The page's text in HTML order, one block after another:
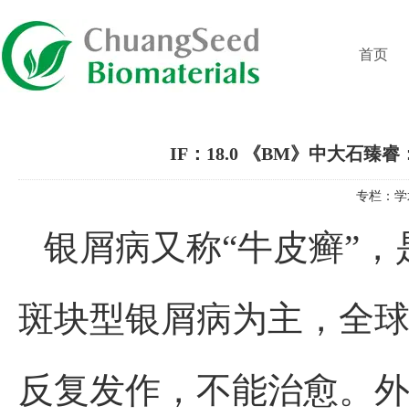
首页
IF：18.0 《BM》中大石臻睿
专栏：
银屑病又称“牛皮癣”
斑块型银屑病为主，全
反复发作，不能治愈。